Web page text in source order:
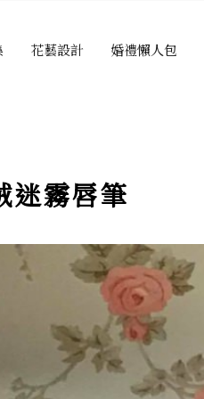
花藝設計 婚禮懶人包
霧唇筆